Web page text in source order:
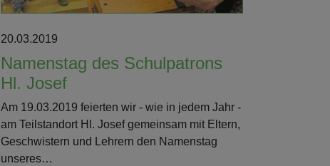
20.03.2019
Namenstag des Schulpatrons
Hl. Josef
Am 19.03.2019 feierten wir - wie in jedem Jahr -
am Teilstandort Hl. Josef gemeinsam mit Eltern,
Geschwistern und Lehrern den Namenstag
unseres…